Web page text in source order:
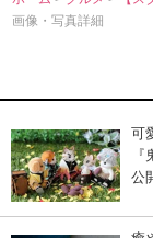
画像・写真詳細
可
公